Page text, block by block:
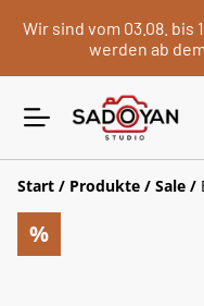
Wir sind vom 03.08. bis
werden ab
Start / Produkte / Sale /
%